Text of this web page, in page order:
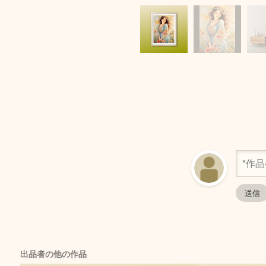
出品者の他の作品